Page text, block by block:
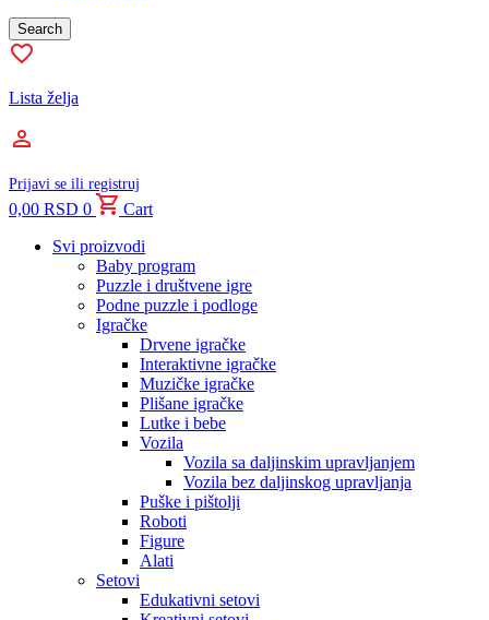
Search
Lista želja
Prijavi se ili registruj
0,00 RSD 0
Cart
Svi proizvodi
Baby program
Puzzle i društvene igre
Podne puzzle i podloge
Igračke
Drvene igračke
Interaktivne igračke
Muzičke igračke
Plišane igračke
Lutke i bebe
Vozila
Vozila sa daljinskim upravljanjem
Vozila bez daljinskog upravljanja
Puške i pištolji
Roboti
Figure
Alati
Setovi
Edukativni setovi